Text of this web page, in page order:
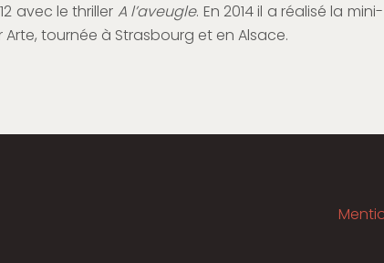
avec le thriller A l’aveugle. En 2014 il a réalisé la mini-
tournée à Strasbourg et en Alsace.